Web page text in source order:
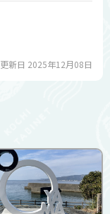
更新日 2025年12月08日